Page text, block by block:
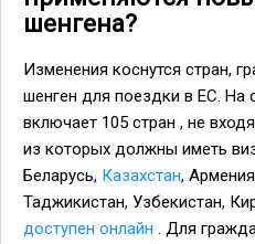
шенгена?
Изменения коснутся стран,
шенген для поездки в ЕС. На
включает 105 стран , не
из которых должны иметь
Беларусь, Казахстан,
Таджикистан, Узбекистан,
доступен онлайн . Для